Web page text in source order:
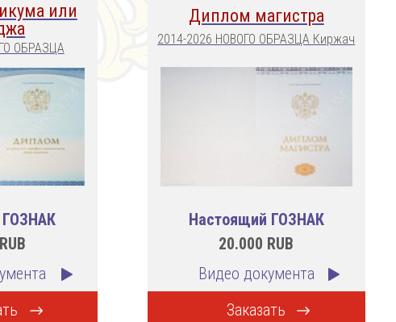
или
ОБРАЗЦА
RUB
Диплом магистра
2014-2026 НОВОГО ОБРАЗЦА Киржач
Настоящий ГОЗНАК
20.000 RUB
Видео документа
Заказать